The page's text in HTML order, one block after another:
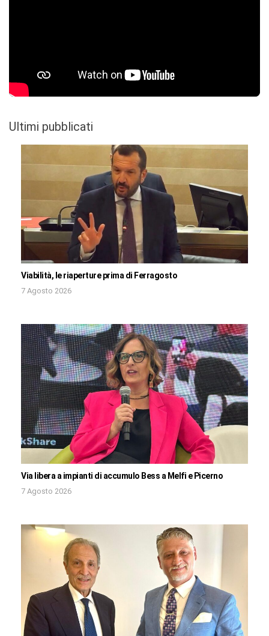
Ultimi pubblicati
Viabilità, le riaperture prima di Ferragosto
7 Agosto 2026
Via libera a impianti di accumulo Bess a Melfi e Picerno
7 Agosto 2026